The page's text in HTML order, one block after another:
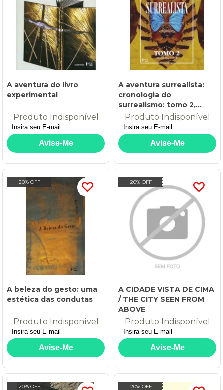
A aventura do livro
experimental
Produto Indisponível
A aventura surrealista:
cronologia do
surrealismo: tomo 2,
primeira parte
Produto Indisponível
20% OFF
A beleza do gesto: uma
estética das condutas
Produto Indisponível
20% OFF
A CIDADE VISTA DE CIMA
/ THE CITY SEEN FROM
ABOVE
Produto Indisponível
20% OFF 20% OFF